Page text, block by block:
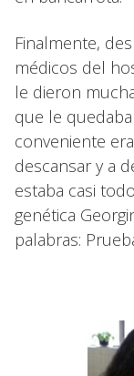
Finalmente,
médicos del
le dieron
que le
conveniente
descansar y a
estaba casi
genética
palabras: